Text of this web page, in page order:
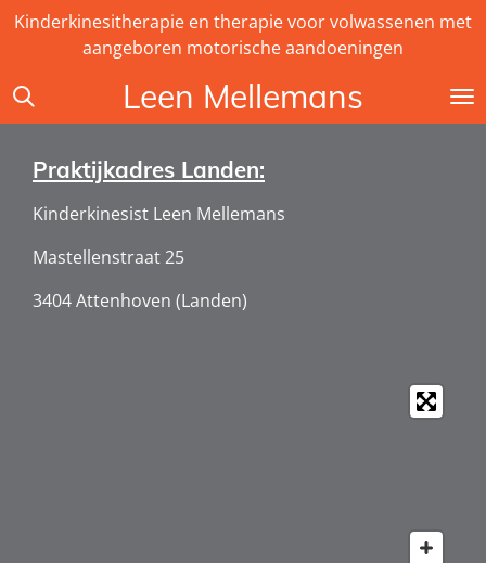
Ga
de
hoofdinhoud
Leen Mellemans
Kinderkinesitherapie en therapie voor volwassenen met
aangeboren motorische aandoeningen
Praktijkadres Landen:
Kinderkinesist Leen Mellemans
Mastellenstraat 25
3404 Attenhoven (Landen)